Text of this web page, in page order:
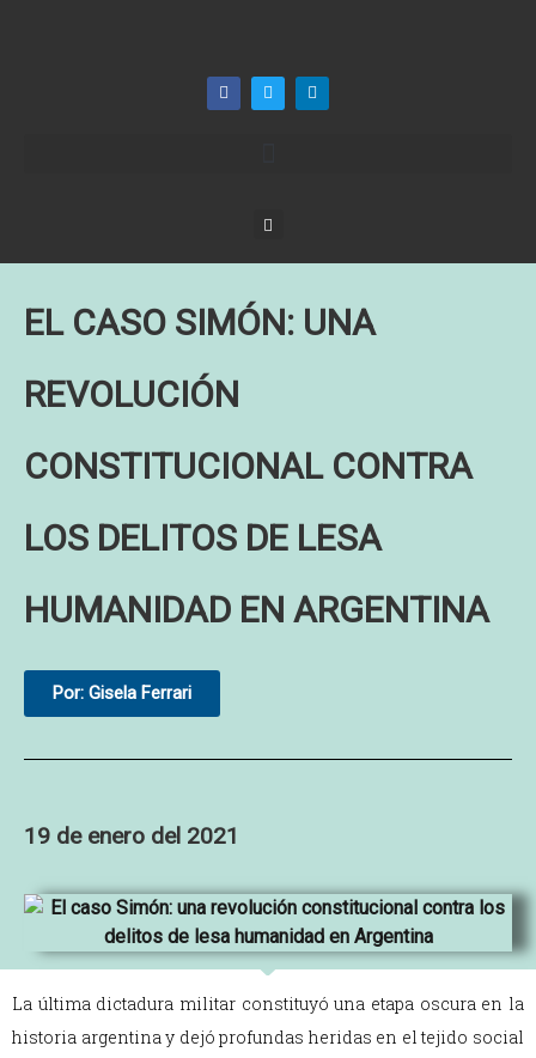
EL CASO SIMÓN: UNA
REVOLUCIÓN
CONSTITUCIONAL CONTRA
LOS DELITOS DE LESA
HUMANIDAD EN ARGENTINA
Por: Gisela Ferrari
19 de enero del 2021
La última dictadura militar constituyó una etapa oscura en la
historia argentina y dejó profundas heridas en el tejido social